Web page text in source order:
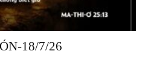
18/7/26